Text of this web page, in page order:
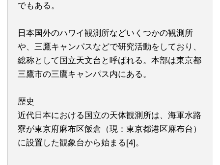
でもある。
日本国外のハワイ観測所などいくつかの観測所
や、三鷹キャンパスなどで研究活動をしており、
総称として国立天文台と呼ばれる。本部は東京都
三鷹市の三鷹キャンパス内にある。
歴史
近代日本における国立の天体観測所は、海軍水路
寮が東京府麻布区飯倉（現：東京都港区麻布台）
に設置した観象台から始まる[4]。